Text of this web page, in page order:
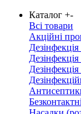
Каталог +-
Всі товари
Акційні
Дезінфекція